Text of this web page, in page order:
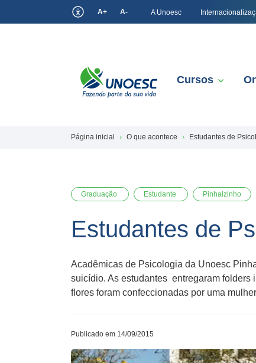
A+ A- A Unoesc
Cursos
Página inicial O que acontece Estudantes de
Graduação Estudante Pinhalzinho
Estudantes de
Acadêmicas de Psicologia da Unoesc
suicídio. As estudantes entregaram folders
flores foram confeccionadas por uma
Publicado em 14/09/2015